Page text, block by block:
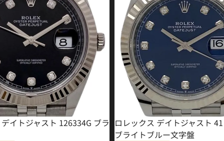
イトジャスト 126334G ブラ ロレックス デイトジャスト
ブライトブルー文字盤